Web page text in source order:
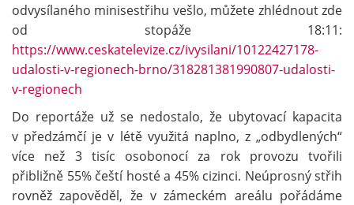
odvysílaného minisestřihu vešlo, můžete zhlédnout zde
od stopáže 18:11:
https://www.ceskatelevize.cz/ivysilani/10122427178-
udalosti-v-regionech-brno/318281381990807-udalosti-
v-regionech
Do reportáže už se nedostalo, že ubytovací kapacita
v předzámčí je v létě využitá naplno, z „odbydlených“
více než 3 tisíc osobonocí za rok provozu tvořili
přibližně 55% čeští hosté a 45% cizinci. Neúprosný střih
rovněž zapověděl, že v zámeckém areálu pořádáme